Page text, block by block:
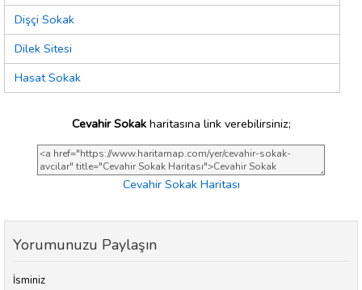
Dişçi Sokak
Dilek Sitesi
Hasat Sokak
Cevahir Sokakharitasına link verebilirsiniz;
Cevahir Sokak Haritası
Yorumunuzu Paylaşın
İsminiz